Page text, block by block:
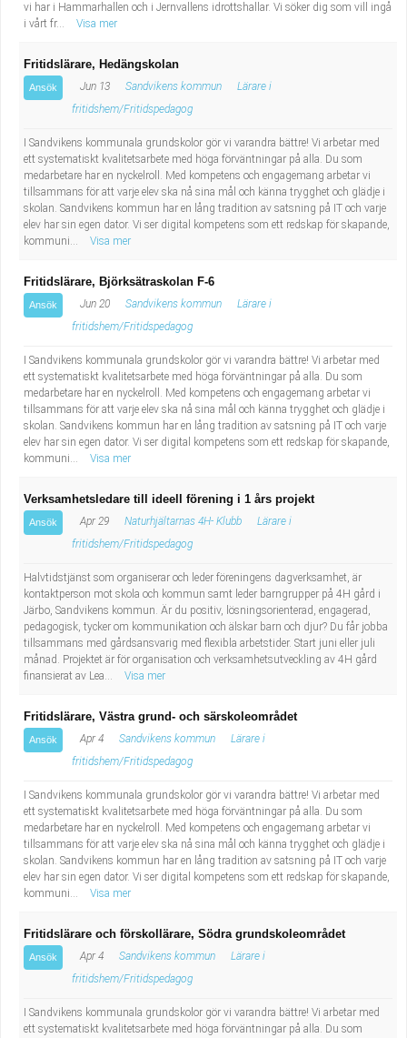
vi har i Hammarhallen och i Jernvallens idrottshallar. Vi söker dig som vill ingå
i vårt fr...
Visa mer
Fritidslärare, Hedängskolan
Ansök Jun 13 Sandvikens kommun
Lärare i
fritidshem/Fritidspedagog
I Sandvikens kommunala grundskolor gör vi varandra bättre! Vi arbetar med
ett systematiskt kvalitetsarbete med höga förväntningar på alla. Du som
medarbetare har en nyckelroll. Med kompetens och engagemang arbetar vi
tillsammans för att varje elev ska nå sina mål och känna trygghet och glädje i
skolan. Sandvikens kommun har en lång tradition av satsning på IT och varje
elev har sin egen dator. Vi ser digital kompetens som ett redskap för skapande,
kommuni...
Visa mer
Fritidslärare, Björksätraskolan F-6
Ansök Jun 20 Sandvikens kommun
Lärare i
fritidshem/Fritidspedagog
I Sandvikens kommunala grundskolor gör vi varandra bättre! Vi arbetar med
ett systematiskt kvalitetsarbete med höga förväntningar på alla. Du som
medarbetare har en nyckelroll. Med kompetens och engagemang arbetar vi
tillsammans för att varje elev ska nå sina mål och känna trygghet och glädje i
skolan. Sandvikens kommun har en lång tradition av satsning på IT och varje
elev har sin egen dator. Vi ser digital kompetens som ett redskap för skapande,
kommuni...
Visa mer
Verksamhetsledare till ideell förening i 1 års projekt
Ansök Apr 29 Naturhjältarnas 4H- Klubb
Lärare i
fritidshem/Fritidspedagog
Halvtidstjänst som organiserar och leder föreningens dagverksamhet, är
kontaktperson mot skola och kommun samt leder barngrupper på 4H gård i
Järbo, Sandvikens kommun. Är du positiv, lösningsorienterad, engagerad,
pedagogisk, tycker om kommunikation och älskar barn och djur? Du får jobba
tillsammans med gårdsansvarig med flexibla arbetstider. Start juni eller juli
månad. Projektet är för organisation och verksamhetsutveckling av 4H gård
finansierat av Lea...
Visa mer
Fritidslärare, Västra grund- och särskoleområdet
Ansök Apr 4 Sandvikens kommun
Lärare i
fritidshem/Fritidspedagog
I Sandvikens kommunala grundskolor gör vi varandra bättre! Vi arbetar med
ett systematiskt kvalitetsarbete med höga förväntningar på alla. Du som
medarbetare har en nyckelroll. Med kompetens och engagemang arbetar vi
tillsammans för att varje elev ska nå sina mål och känna trygghet och glädje i
skolan. Sandvikens kommun har en lång tradition av satsning på IT och varje
elev har sin egen dator. Vi ser digital kompetens som ett redskap för skapande,
kommuni...
Visa mer
Fritidslärare och förskollärare, Södra grundskoleområdet
Ansök Apr 4 Sandvikens kommun
Lärare i
fritidshem/Fritidspedagog
I Sandvikens kommunala grundskolor gör vi varandra bättre! Vi arbetar med
ett systematiskt kvalitetsarbete med höga förväntningar på alla. Du som